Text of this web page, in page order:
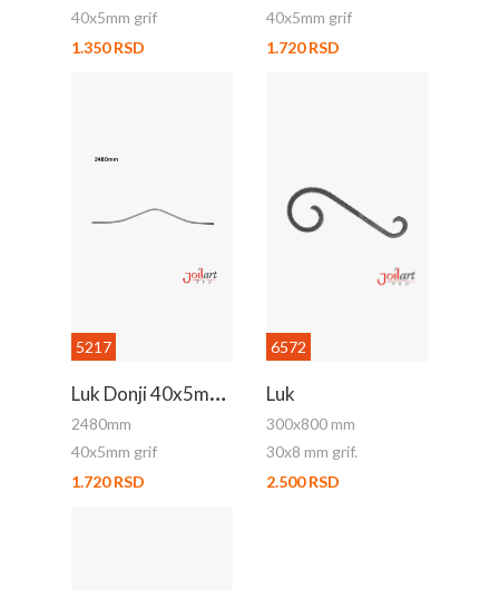
40x5mm grif
1.350 RSD
40x5mm grif
1.720 RSD
5217
L
Uk Donji 40x5mm Grif 2480m
2480mm
40x5mm grif
1.720 RSD
6572
Luk
300x800 mm
30x8 mm grif.
2.500 RSD